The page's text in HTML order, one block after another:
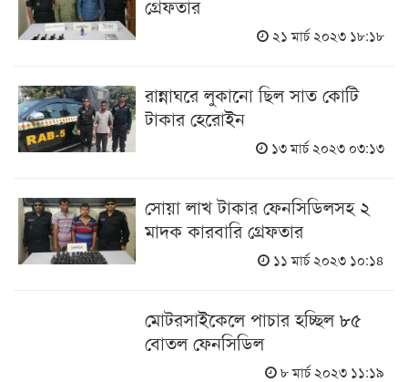
গ্রেফতার
২১ মার্চ ২০২৩ ১৮:১৮
রান্নাঘরে লুকানো ছিল সাত কোটি
টাকার হেরোইন
১৩ মার্চ ২০২৩ ০৩:১৩
সোয়া লাখ টাকার ফেনসিডিলসহ ২
মাদক কারবারি গ্রেফতার
১১ মার্চ ২০২৩ ১০:১৪
মোটরসাইকেলে পাচার হচ্ছিল ৮৫
বোতল ফেনসিডিল
৮ মার্চ ২০২৩ ১১:১৯